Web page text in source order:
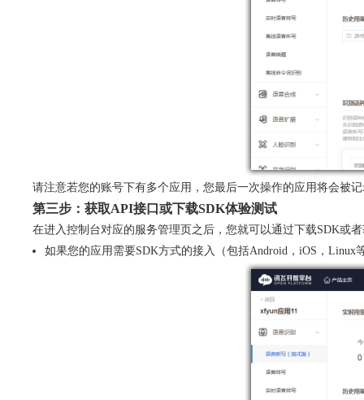
请注意若您的账号下有多个应用，您最后一次操作的应用将会被
第三步：获取API接口或下载SDK体验测试
在进入控制台对应的服务管理页之后，您就可以通过下载SDK或
如果您的应用需要SDK方式的接入（包括Android，iOS，